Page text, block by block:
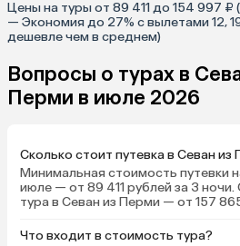
Цены на туры от 89 411 до 154 997
— Экономия до 27% с вылетами 12,
дешевле чем в среднем)
Вопросы о турах в
Перми в июле 2026
Сколько стоит путевка в Севан из
Минимальная стоимость путевки
июле — от 89 411 рублей за 3
тура в Севан из Перми — от 157
Что входит в стоимость тура?